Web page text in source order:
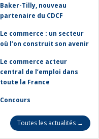
Baker-Tilly, nouveau
partenaire du CDCF
Le commerce : un secteur
où l’on construit son avenir
Le commerce acteur
central de l’emploi dans
toute la France
Concours
Toutes les actualités →